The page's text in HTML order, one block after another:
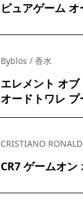
ピュアゲーム
Byblos / 香水
エレメント オ
オードトワレ プ
CRISTIANO
CR7 ゲームオン